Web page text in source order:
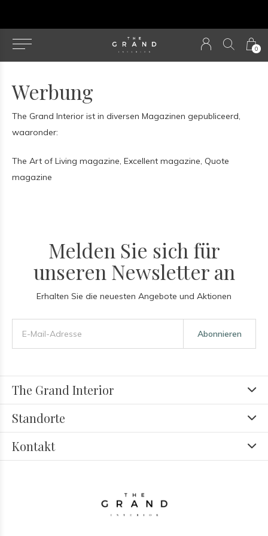
0
Werbung
The Grand Interior ist in diversen Magazinen gepubliceerd,
waaronder:
The Art of Living magazine, Excellent magazine, Quote
magazine
Melden Sie sich für
unseren Newsletter an
Erhalten Sie die neuesten Angebote und Aktionen
Abonnieren
The Grand Interior
Standorte
Kontakt